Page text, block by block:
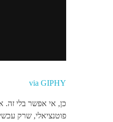
via GIPHY
כן, אי אפשר בלי זה.
פוטנציאלי, שרק